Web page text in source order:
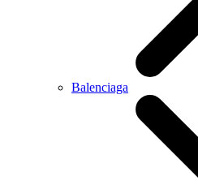
Balenciaga